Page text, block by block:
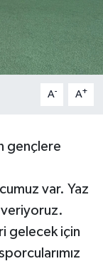
A- A+
gençlere
var. Yaz
veriyoruz.
gelecek için